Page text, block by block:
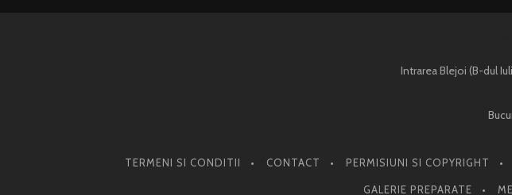
Intrarea Blejoi (B-dul
TERMENI SI CONDITII CONTACT PERMISIUNI SI COPYRIGHT
GALERIE PREPARATE